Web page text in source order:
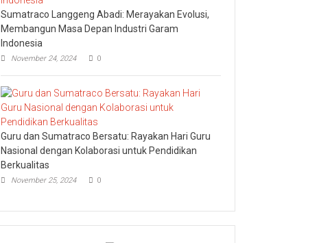
Sumatraco Langgeng Abadi: Merayakan Evolusi,
Membangun Masa Depan Industri Garam
Indonesia
November 24, 2024 0
Guru dan Sumatraco Bersatu: Rayakan Hari Guru
Nasional dengan Kolaborasi untuk Pendidikan
Berkualitas
November 25, 2024 0